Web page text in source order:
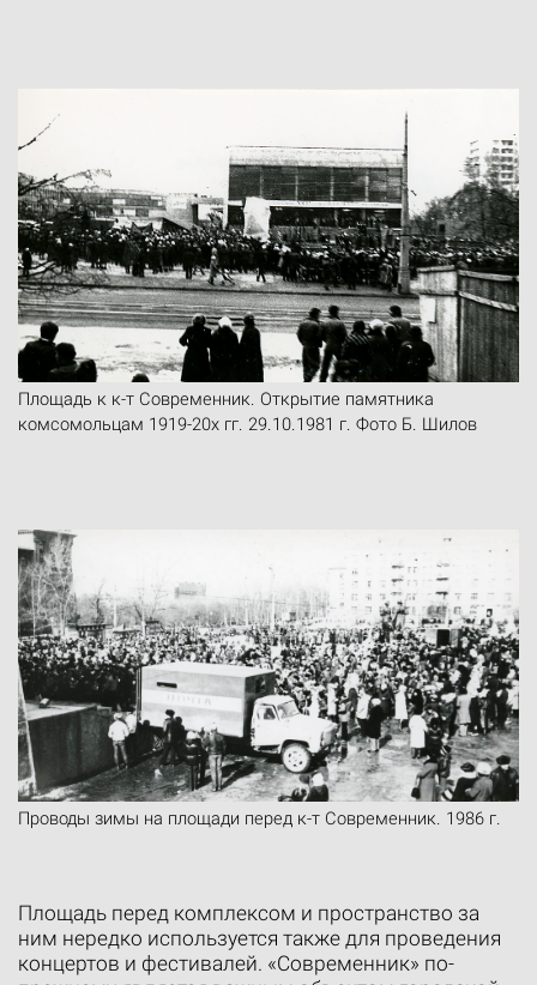
Площадь к к-т Современник. Открытие памятника
комсомольцам 1919-20х гг. 29.10.1981 г. Фото Б. Шилов
Проводы зимы на площади перед к-т Современник. 1986 г.
Площадь перед комплексом и пространство за
ним нередко используется также для проведения
концертов и фестивалей. «Современник» по-